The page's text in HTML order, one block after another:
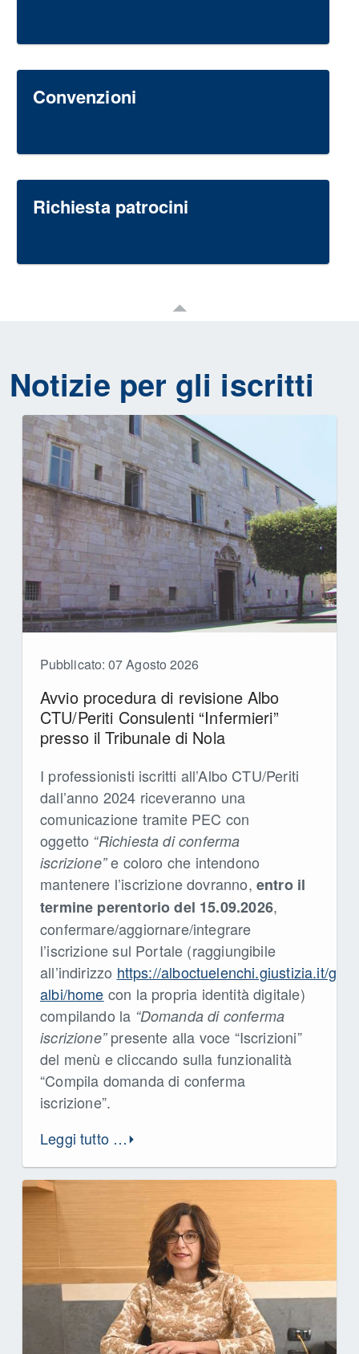
Convenzioni
Richiesta patrocini
Notizie per gli iscritti
Pubblicato: 07 Agosto 2026
Avvio procedura di revisione Albo
CTU/Periti Consulenti “Infermieri”
presso il Tribunale di Nola
I professionisti iscritti all’Albo CTU/Periti
dall’anno 2024 riceveranno una
comunicazione tramite PEC con
oggetto “Richiesta di conferma
iscrizione”e coloro che intendono
mantenere l’iscrizione dovranno, entro il
termine perentorio del 15.09.2026,
confermare/aggiornare/integrare
l’iscrizione sul Portale (raggiungibile
all’indirizzo https://alboctuelenchi.giustizia.it/
albi/home con la propria identità digitale)
compilando la “Domanda di conferma
iscrizione”presente alla voce “Iscrizioni”
del menù e cliccando sulla funzionalità
“Compila domanda di conferma
iscrizione”.
Leggi tutto …